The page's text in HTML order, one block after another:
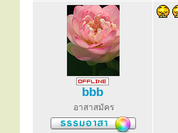
bbb
อาสาสมัคร